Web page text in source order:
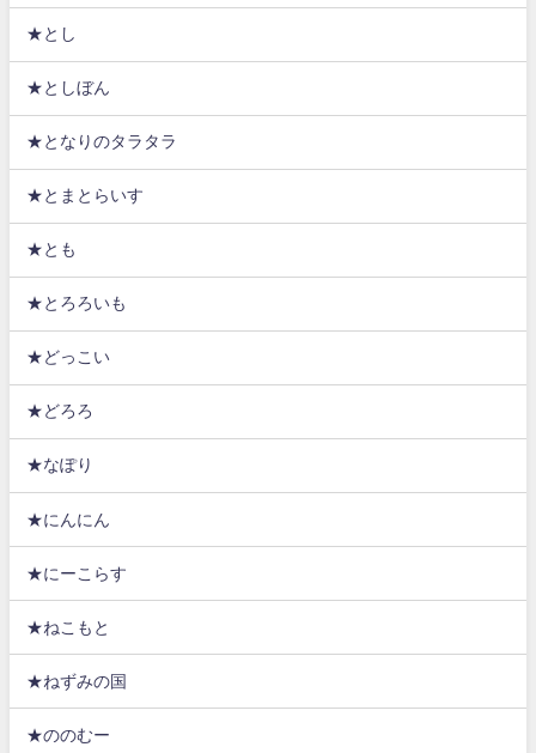
★とし
★としぼん
★となりのタラタラ
★とまとらいす
★とも
★とろろいも
★どっこい
★どろろ
★なぽり
★にんにん
★にーこらす
★ねこもと
★ねずみの国
★ののむー